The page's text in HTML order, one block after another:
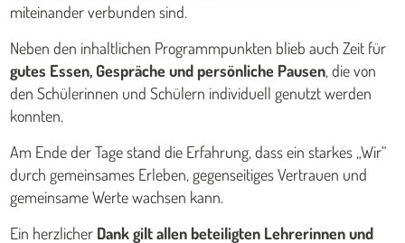
miteinander verbunden sind.
Neben den inhaltlichen Programmpunkten blieb auch Zeit für
gutes Essen, Gespräche und persönliche Pausen, die von
den Schülerinnen und Schülern individuell genutzt werden
konnten.
Am Ende der Tage stand die Erfahrung, dass ein starkes „Wir“
durch gemeinsames Erleben, gegenseitiges Vertrauen und
gemeinsame Werte wachsen kann.
Ein herzlicher Dank gilt allen beteiligten Lehrerinnen und